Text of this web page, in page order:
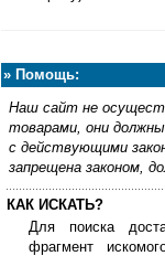
» Помощь:
Наш сайт не
товарами, они
с действующими
запрещена законом,
КАК ИСКАТЬ?
Для поиска
фрагмент